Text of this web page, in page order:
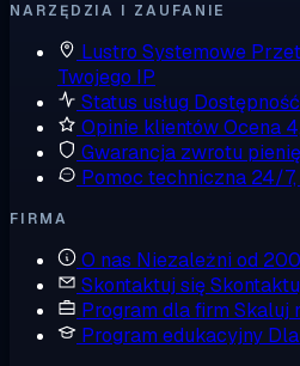
NARZĘDZIA I ZAUFANIE
Lustro Systemowe
Twojego IP
Status usług
Opinie klientówOcena
Gwarancja zwrotu
Pomoc techniczna 24/
FIRMA
O nas Niezależni od
Skontaktuj się
Program dla firm Skaluj
Program edukacyjny